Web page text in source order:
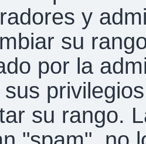
y
su
por la
su rango.